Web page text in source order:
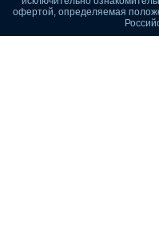
офертой, определяемая